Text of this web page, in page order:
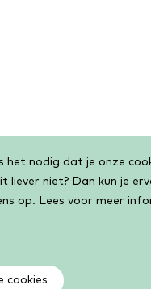
het nodig dat je onze
niet? Dan kun je
op. Lees voor meer
cookies